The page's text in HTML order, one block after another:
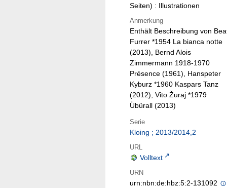
Seiten) : Illustrationen
Anmerkung
Enthält Beschreibung von
Furrer *1954 La bianca notte
(2013), Bernd Alois
Zimmermann 1918-1970
Présence (1961), Hanspeter
Kyburz *1960 Kaspars Tanz
(2012), Vito Žuraj *1979
Übürall (2013)
Serie
Kloing ; 2013/2014,2
URL
Volltext
URN
urn:nbn:de:hbz:5:2-131092